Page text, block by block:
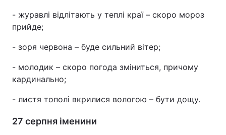
- журавлі відлітають у теплі краї – скоро мороз
прийде;
- зоря червона – буде сильний вітер;
- молодик – скоро погода зміниться, причому
кардинально;
- листя тополі вкрилися вологою – бути дощу.
27 серпня іменини